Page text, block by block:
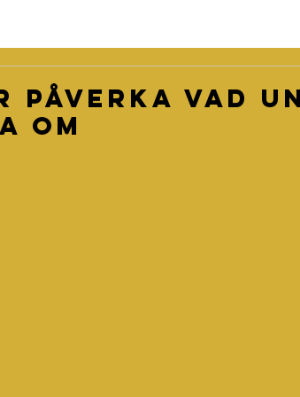
påverka vad
om